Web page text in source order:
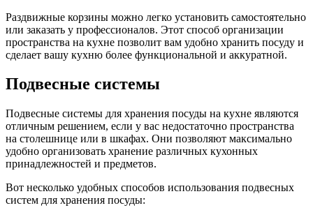
Раздвижные корзины можно легко установить самостоятельно
или заказать у профессионалов. Этот способ организации
пространства на кухне позволит вам удобно хранить посуду и
сделает вашу кухню более функциональной и аккуратной.
Подвесные системы
Подвесные системы для хранения посуды на кухне являются
отличным решением, если у вас недостаточно пространства
на столешнице или в шкафах. Они позволяют максимально
удобно организовать хранение различных кухонных
принадлежностей и предметов.
Вот несколько удобных способов использования подвесных
систем для хранения посуды: